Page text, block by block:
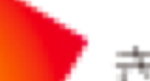
2025/12/23
山形県が経験
材とのマッチ